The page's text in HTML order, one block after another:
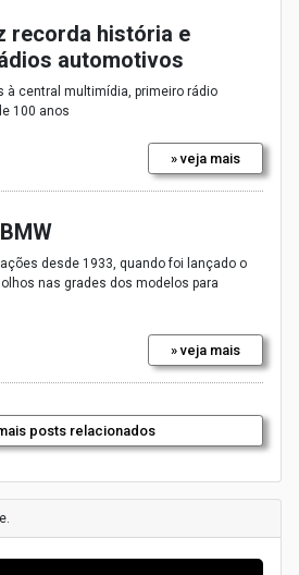
recorda história e
automotivos
à central multimídia, primeiro rádio
100 anos
» veja mais
desde 1933, quando foi lançado o
nas grades dos modelos para
» veja mais
posts relacionados